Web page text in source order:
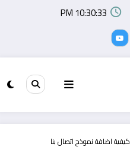
10:30:33 PM
كيفية اضافة نموذج اتصال بنا